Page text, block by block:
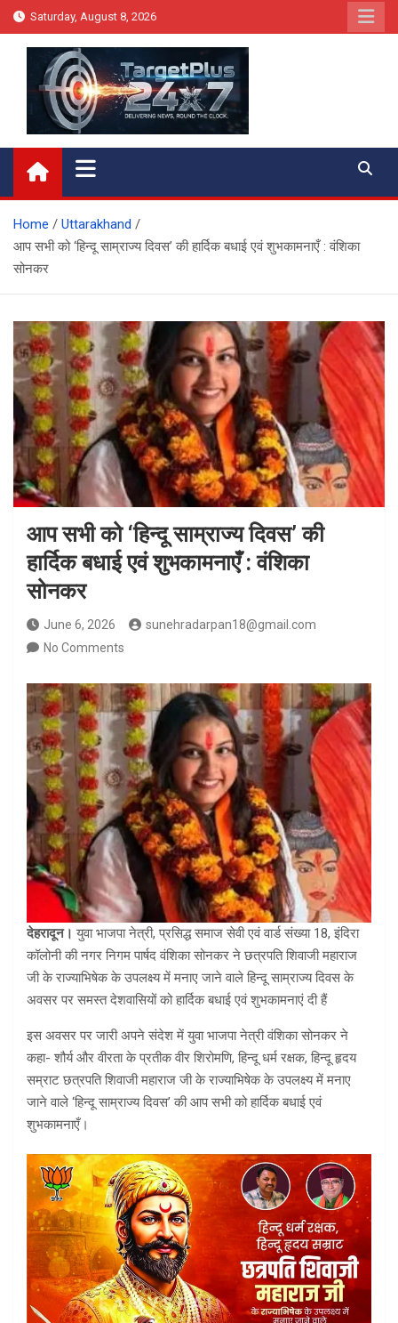
Skip
to
Saturday, August 8, 2026
Target Plus 24×7
Home
Uttarakhand
आप सभी को ‘हिन्दू साम्राज्य दिवस’ की हार्दिक बधाई एवं शुभकामनाएँ : वंशिका
सोनकर
आप सभी को ‘हिन्दू साम्राज्य दिवस’ की
हार्दिक बधाई एवं शुभकामनाएँ : वंशिका
सोनकर
June 6, 2026
sunehradarpan18@gmail.com
No Comments
देहरादून। युवा भाजपा नेत्री, प्रसिद्ध समाज सेवी एवं वार्ड संख्या 18, इंदिरा
कॉलोनी की नगर निगम पार्षद वंशिका सोनकर ने छत्रपति शिवाजी महाराज
जी के राज्याभिषेक के उपलक्ष्य में मनाए जाने वाले हिन्दू साम्राज्य दिवस के
अवसर पर समस्त देशवासियों को हार्दिक बधाई एवं शुभकामनाएं दी हैं
इस अवसर पर जारी अपने संदेश में युवा भाजपा नेत्री वंशिका सोनकर ने
कहा- शौर्य और वीरता के प्रतीक वीर शिरोमणि, हिन्दू धर्म रक्षक, हिन्दू हृदय
सम्राट छत्रपति शिवाजी महाराज जी के राज्याभिषेक के उपलक्ष्य में मनाए
जाने वाले ‘हिन्दू साम्राज्य दिवस’ की आप सभी को हार्दिक बधाई एवं
शुभकामनाएँ।